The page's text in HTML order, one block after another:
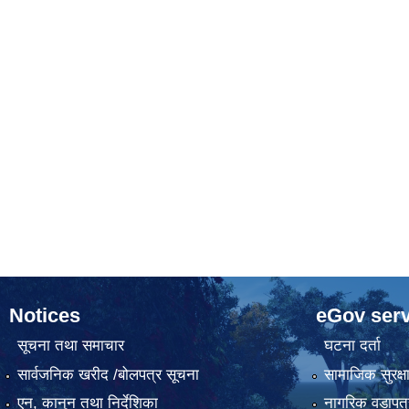
Notices
सूचना तथा समाचार
सार्वजनिक खरीद /बोलपत्र सूचना
एन, कानुन तथा निर्देशिका
eGov
घटना दर्ता
सामाजिक सुरक्षा
नागरिक